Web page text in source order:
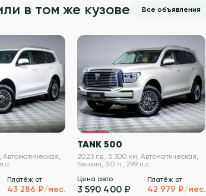
в том же кузове Все объявления
VIN проверен
Автоматическая,
Платёж от
43 286 ₽/мес.
VIN проверен
TANK 500
2023 г.в., 5 300 км, Автоматическая,
Бензин, 3.0 л., 299 л.с.
Цена авто
3 590 400 ₽
Платёж от
42 979 ₽/мес.